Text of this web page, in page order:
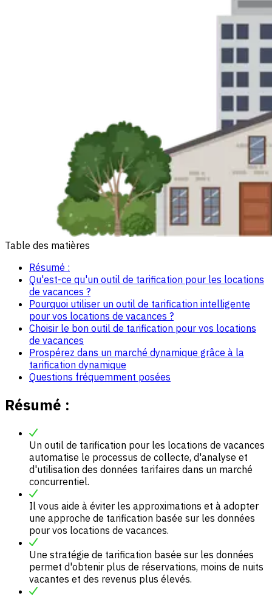
Table des matières
Résumé :
Qu'est-ce qu'un outil de tarification pour les locations
de vacances ?
Pourquoi utiliser un outil de tarification intelligente
pour vos locations de vacances ?
Choisir le bon outil de tarification pour vos locations
de vacances
Prospérez dans un marché dynamique grâce à la
tarification dynamique
Questions fréquemment posées
Résumé :
Un outil de tarification pour les locations de vacances
automatise le processus de collecte, d'analyse et
d'utilisation des données tarifaires dans un marché
concurrentiel.
Il vous aide à éviter les approximations et à adopter
une approche de tarification basée sur les données
pour vos locations de vacances.
Une stratégie de tarification basée sur les données
permet d'obtenir plus de réservations, moins de nuits
vacantes et des revenus plus élevés.